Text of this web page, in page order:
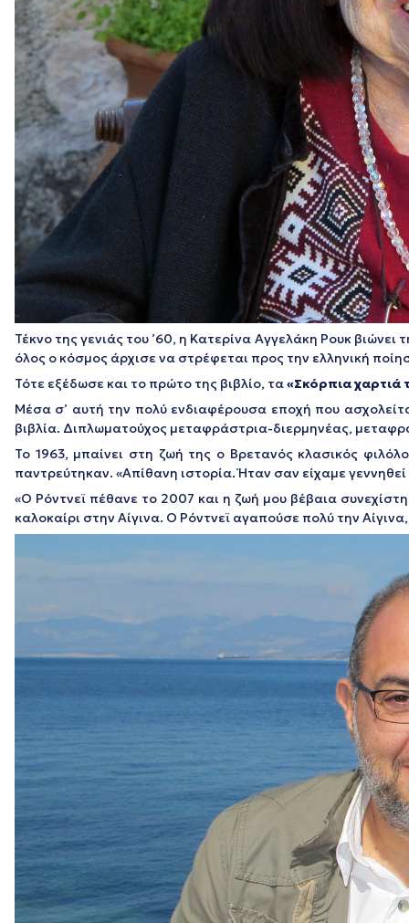
Τέκνο της γενιάς του ’60, η Κατερίνα Αγγελάκη Ρουκ
όλος ο κόσμος άρχισε να στρέφεται προς την ελληνική
Τότε εξέδωσε και το πρώτο της βιβλίο, τα«Σκόρπια χαρτιά
Μέσα σ’ αυτή την πολύ ενδιαφέρουσα εποχή που
βιβλία. Διπλωματούχος μεταφράστρια-διερμηνέας,
Το 1963, μπαίνει στη ζωή της ο Βρετανός κλασικός
παντρεύτηκαν. «Απίθανη ιστορία. Ήταν σαν είχαμε
«Ο Ρόντνεϊ πέθανε το 2007 και η ζωή μου βέβαια
καλοκαίρι στην Αίγινα. Ο Ρόντνεϊ αγαπούσε πολύ την